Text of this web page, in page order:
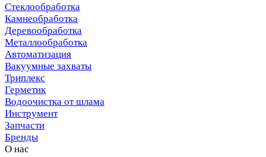
Стеклообработка
Камнеобработка
Деревообработка
Металлообработка
Автоматизация
Вакуумные захваты
Триплекс
Герметик
Водоочистка от шлама
Инструмент
Запчасти
Бренды
О нас